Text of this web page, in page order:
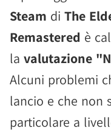
Steam di The
Remastered è
la valutazione
Alcuni problemi
lancio e che non
particolare a